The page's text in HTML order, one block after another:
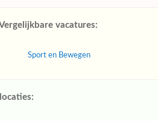
vacatures:
Sport en Bewegen